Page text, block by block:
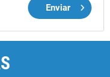
Enviar